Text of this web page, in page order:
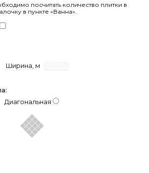
посчитать количество плитки в
в пункте «Ванна».
Ширина, м
Диагональная